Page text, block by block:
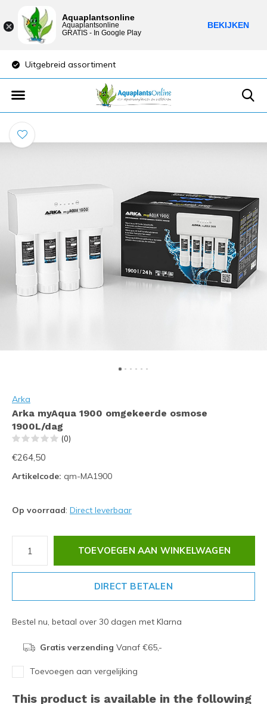
Uitgebreid assortiment
Arka
Arka myAqua 1900 omgekeerde osmose
1900L/dag
(0)
€264,50
Artikelcode: qm-MA1900
Op voorraad: Direct leverbaar
TOEVOEGEN AAN WINKELWAGEN
DIRECT BETALEN
Bestel nu, betaal over 30 dagen met Klarna
Gratis verzending Vanaf €65,-
Toevoegen aan vergelijking
This product is available in the following
Aquaplantsonline
Aquaplantsonline
GRATIS - In Google Play
BEKIJKEN